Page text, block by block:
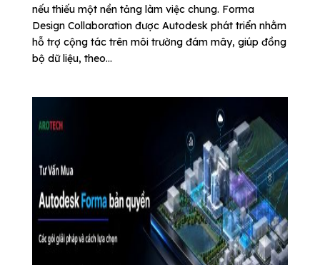
nếu thiếu một nền tảng làm việc chung. Forma
Design Collaboration được Autodesk phát triển nhằm
hỗ trợ cộng tác trên môi trường đám mây, giúp đồng
bộ dữ liệu, theo...